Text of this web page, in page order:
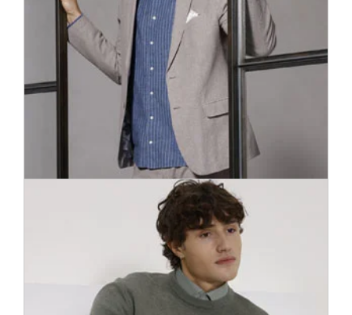
Kényelem a leghivatalosabb pillanatokban is. A modern zakók
nem csak elegánsak, hanem nagyon csinosak és kényelmesek